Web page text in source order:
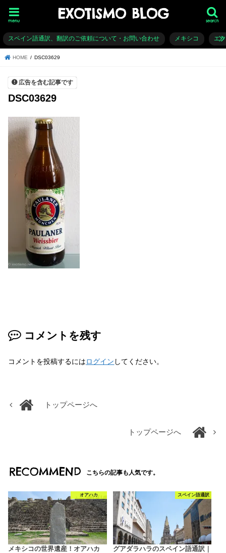
EXOTISMO BLOG search
menu
スペイン語通訳、翻訳のご依頼について・お問い合わせ メキシコ エ
HOME DSC03629
広告を含む記事です
DSC03629
コメントを残す
コメントを投稿するにはログイン してください。
トップページへ
トップページへ
RECOMMEND こちらの記事も人気です。
オアハカ
メキシコの世界遺産！オアハカ
スペイン語通訳
グアダラハラのスペイン語通訳｜